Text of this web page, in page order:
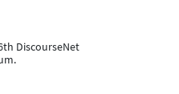
DiscourseNet